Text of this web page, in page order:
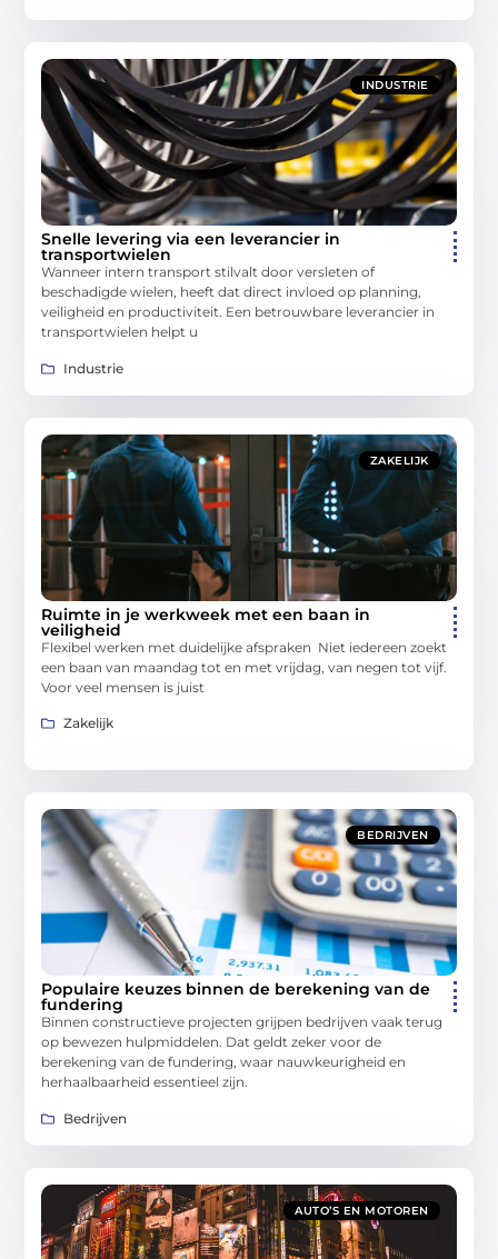
INDUSTRIE
Snelle levering via een leverancier in
transportwielen
Wanneer intern transport stilvalt door versleten of
beschadigde wielen, heeft dat direct invloed op planning,
veiligheid en productiviteit. Een betrouwbare leverancier in
transportwielen helpt u
Industrie
ZAKELIJK
Ruimte in je werkweek met een baan in
veiligheid
Flexibel werken met duidelijke afspraken Niet iedereen zoekt
een baan van maandag tot en met vrijdag, van negen tot vijf.
Voor veel mensen is juist
Zakelijk
BEDRIJVEN
Populaire keuzes binnen de berekening van de
fundering
Binnen constructieve projecten grijpen bedrijven vaak terug
op bewezen hulpmiddelen. Dat geldt zeker voor de
berekening van de fundering, waar nauwkeurigheid en
herhaalbaarheid essentieel zijn.
Bedrijven
AUTO’S EN MOTOREN